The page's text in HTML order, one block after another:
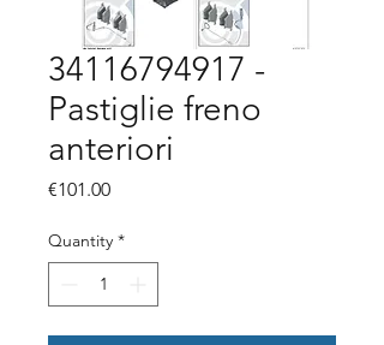
34116794917 -
Pastiglie freno
anteriori
€101.00Price
Quantity *